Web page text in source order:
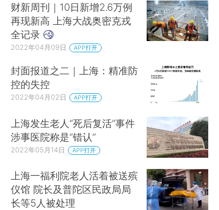
财新周刊｜10日新增2.6万例
再现新高 上海大战奥密克戎
全记录
2022年04月09日 APP打开
封面报道之二｜上海：精准防
控的失控
2022年04月02日 APP打开
上海发生老人“死后复活”事件
涉事医院称是“错认”
2022年05月14日 APP打开
上海一福利院老人活着被送殡
仪馆 院长及普陀区民政局局
长等5人被处理